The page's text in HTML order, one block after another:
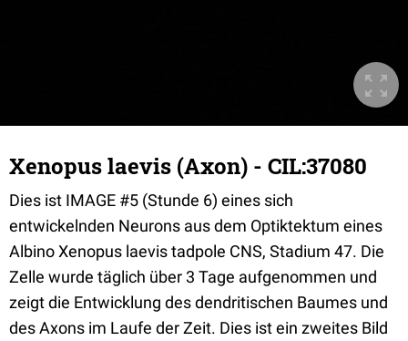
Xenopus laevis (Axon) - CIL:37080
Dies ist IMAGE #5 (Stunde 6) eines sich
entwickelnden Neurons aus dem Optiktektum eines
Albino Xenopus laevis tadpole CNS, Stadium 47. Die
Zelle wurde täglich über 3 Tage aufgenommen und
zeigt die Entwicklung des dendritischen Baumes und
des Axons im Laufe der Zeit. Dies ist ein zweites Bild